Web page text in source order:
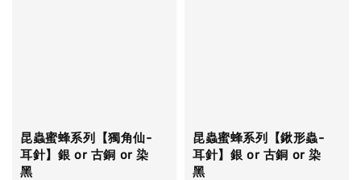
昆蟲蜜蜂系列【獨角仙-
耳針】銀 or 古銅 or 染
黑
昆蟲蜜蜂系列【鍬形蟲-
耳針】銀 or 古銅 or 染
黑